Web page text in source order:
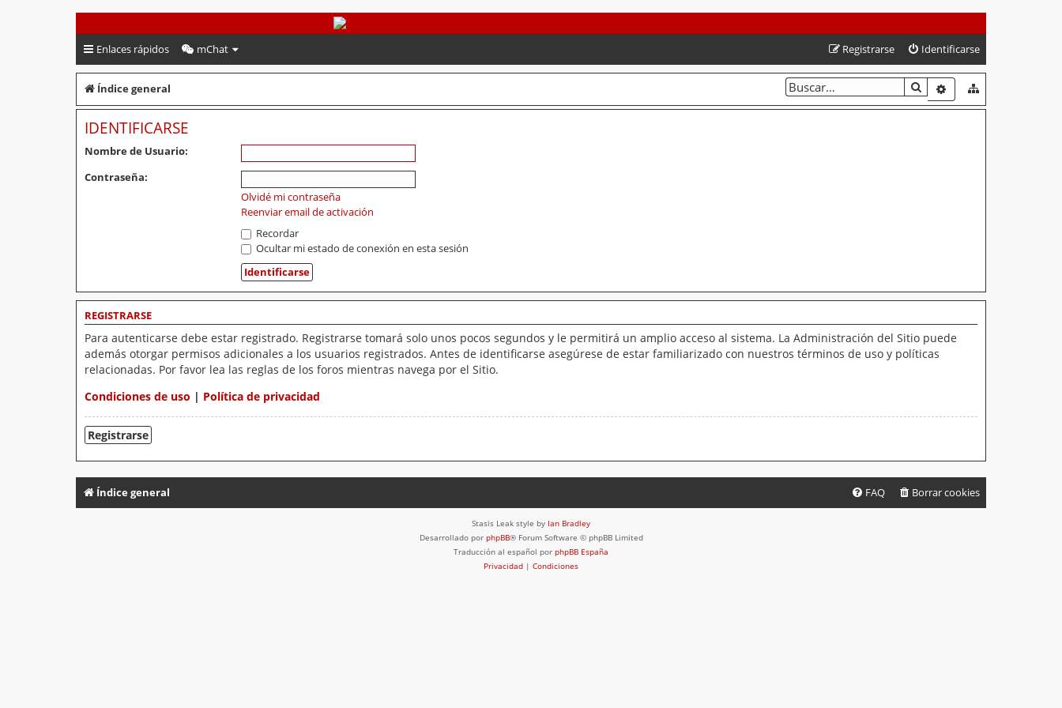
PeruVoley.com
Enlaces rápidos mChat Identificarse
Registrarse
Índice general BUSCARBÚSQUEDA
IDENTIFICARSE
Nombre de Usuario:
Contraseña:
Olvidé mi contraseña
Reenviar email de activación
Recordar
Ocultar mi estado de conexión en esta sesión
REGISTRARSE
Para autenticarse debe estar registrado. Registrarse tomará solo unos pocos segundos y le permitirá un amplio acceso al sistema. La Administración del Sitio puede
además otorgar permisos adicionales a los usuarios registrados. Antes de identificarse asegúrese de estar familiarizado con nuestros términos de uso y políticas
relacionadas. Por favor lea las reglas de los foros mientras navega por el Sitio.
Condiciones de uso | Política de privacidad
Registrarse
Índice general Borrar cookies
FAQ
Stasis Leak style by Ian Bradley
Desarrollado por phpBB® Forum Software © phpBB Limited
Traducción al español por phpBB España
Privacidad | Condiciones